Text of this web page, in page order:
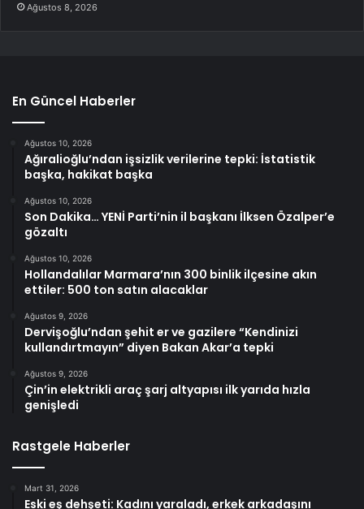
Ağustos 8, 2026
En Güncel Haberler
Ağustos 10, 2026
Ağıralioğlu’ndan işsizlik verilerine tepki: İstatistik
başka, hakikat başka
Ağustos 10, 2026
Son Dakika… YENİ Parti’nin il başkanı İlksen Özalper’e
gözaltı
Ağustos 10, 2026
Hollandalılar Marmara’nın 300 binlik ilçesine akın
ettiler: 500 ton satın alacaklar
Ağustos 9, 2026
Dervişoğlu’ndan şehit er ve gazilere “Kendinizi
kullandırtmayın” diyen Bakan Akar’a tepki
Ağustos 9, 2026
Çin’in elektrikli araç şarj altyapısı ilk yarıda hızla
genişledi
Rastgele Haberler
Mart 31, 2026
Eski eş dehşeti: Kadını yaraladı, erkek arkadaşını